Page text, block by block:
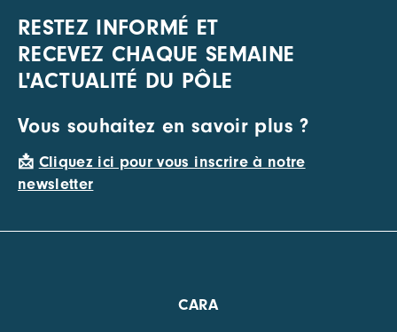
RESTEZ INFORMÉ ET
RECEVEZ CHAQUE SEMAINE
L'ACTUALITÉ DU PÔLE
Vous souhaitez en savoir plus ?
📩 Cliquez ici pour vous inscrire à notre
newsletter
CARA